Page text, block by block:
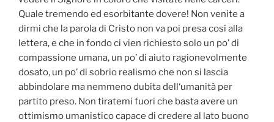
Quale tremendo ed esorbitante dovere! Non venite a
dirmi che la parola di Cristo non va poi presa così alla
lettera, e che in fondo ci vien richiesto solo un po’ di
compassione umana, un po’ di aiuto ragionevolmente
dosato, un po’ di sobrio realismo che non si lascia
abbindolare ma nemmeno dubita dell‘umanità per
partito preso. Non tiratemi fuori che basta avere un
ottimismo umanistico capace di credere al lato buono